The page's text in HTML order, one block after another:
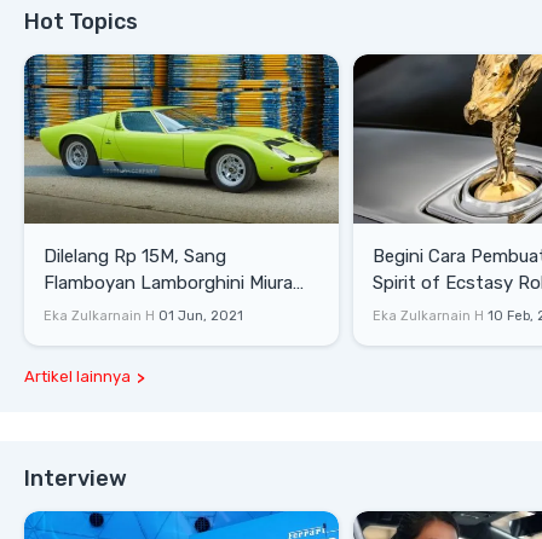
Hot Topics
Dilelang Rp 15M, Sang
Flamboyan Lamborghini Miura
P400 S
Eka Zulkarnain H 01 Jun, 2021
Begini Cara
Spirit of Ecstasy
Eka Zulkarnain H 10 Feb,
Artikel lainnya
Interview